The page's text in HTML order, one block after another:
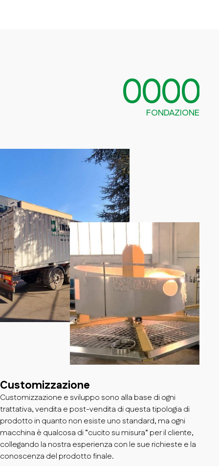
0000
FONDAZIONE
Customizzazione
Customizzazione e sviluppo sono alla base di ogni
trattativa, vendita e post-vendita di questa tipologia di
prodotto in quanto non esiste uno standard, ma ogni
macchina è qualcosa di “cucito su misura” per il cliente,
collegando la nostra esperienza con le sue richieste e la
conoscenza del prodotto finale.